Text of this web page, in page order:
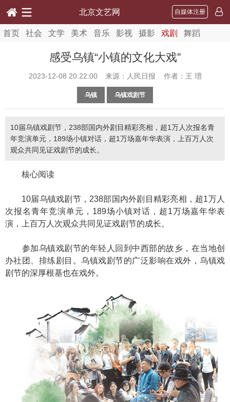
北京文艺网 自媒体注册
首页 社会 文学 美术 音乐 影视 摄影 戏剧 舞蹈
感受乌镇“小镇的文化大戏”
2023-12-08 20:22:00 来源：人民日报 作者：王 瑨
乌镇 乌镇戏剧节
10届乌镇戏剧节，238部国内外剧目精彩亮相，超1万人次报名青
年竞演单元，189场小镇对话，超1万场嘉年华表演，上百万人次
观众共同见证戏剧节的成长。
核心阅读
10届乌镇戏剧节，238部国内外剧目精彩亮相，超1万人
次报名青年竞演单元，189场小镇对话，超1万场嘉年华表
演，上百万人次观众共同见证戏剧节的成长。
参加乌镇戏剧节的年轻人回到中西部的故乡，在当地创
办社团、排练剧目。乌镇戏剧节的广泛影响在戏外，乌镇戏
剧节的深厚根基也在戏外。